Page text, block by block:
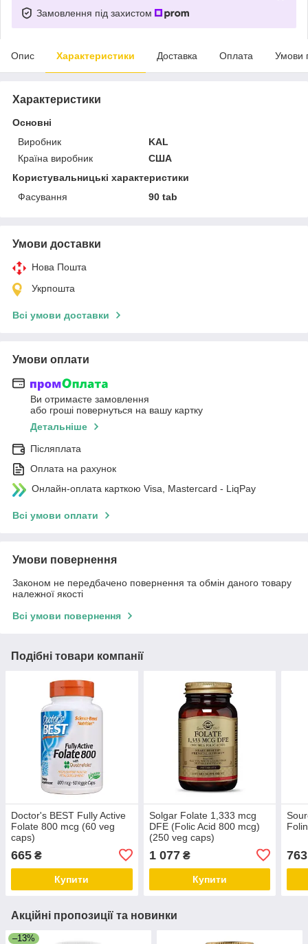
Замовлення під захистом
Опис Характеристики Доставка Оплата Умови
Характеристики
Основні
Виробник
KAL
Країна виробник
США
Користувальницькі характеристики
Фасування
90 tab
Умови доставки
Нова Пошта
Укрпошта
Всі умови доставки
Умови оплати
Ви отримаєте замовлення
або гроші повернуться на вашу картку
Детальніше
Післяплата
Оплата на рахунок
Онлайн-оплата карткою Visa, Mastercard - LiqPay
Всі умови оплати
Умови повернення
Законом не передбачено повернення та обмін даного товару
належної якості
Всі умови повернення
Подібні товари компанії
Doctor's BEST Fully Active
Folate 800 mcg (60 veg
caps)
665 ₴
Купити
Solgar Folate 1,333 mcg
DFE (Folic Acid 800 mcg)
(250 veg caps)
1 077₴
Купити
763
Акційні пропозиції та новинки
–13%